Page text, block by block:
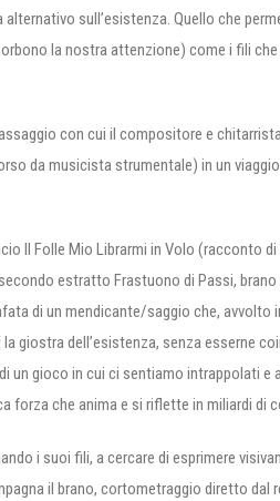
sull’esistenza. Quello che
la nostra attenzione) come i fili che
con cui il compositore e
da musicista strumentale) in un
Il Folle Mio Librarmi in Volo (racconto
estratto Frastuono di Passi,
di un mendicante/saggio che, avvolto
giostra dell’esistenza, senza esserne
un gioco in cui ci sentiamo intrappolati e
forza che anima e si riflette in miliardi di
i suoi fili, a cercare di esprimere
il brano, cortometraggio diretto dal